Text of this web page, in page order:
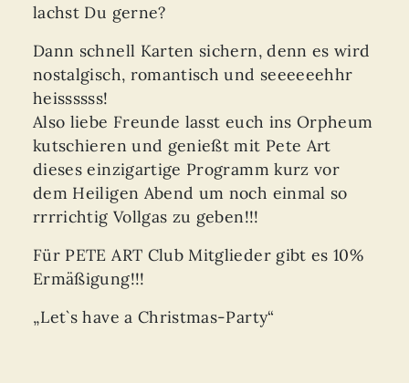
lachst Du gerne?
Dann schnell Karten sichern, denn es wird
nostalgisch, romantisch und seeeeeehhr
heissssss!
Also liebe Freunde lasst euch ins Orpheum
kutschieren und genießt mit Pete Art
dieses einzigartige Programm kurz vor
dem Heiligen Abend um noch einmal so
rrrrichtig Vollgas zu geben!!!
Für PETE ART Club Mitglieder gibt es 10%
Ermäßigung!!!
„Let`s have a Christmas-Party“